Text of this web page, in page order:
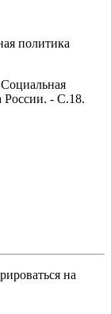
политика
России. - С.18.
на